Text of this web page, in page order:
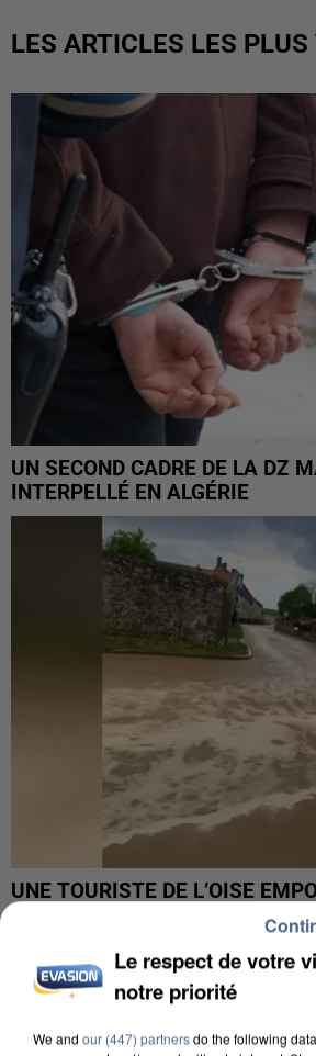
LES ARTICLES LES PLUS
UN SECOND CADRE DE LA DZ
INTERPELLÉ EN ALGÉRIE
UNE TOURISTE DE L’OISE
COULÉE DE BOUE EN HAUTE-
Le respect de votre
notre priorité
We and our (447) partnersdo the following